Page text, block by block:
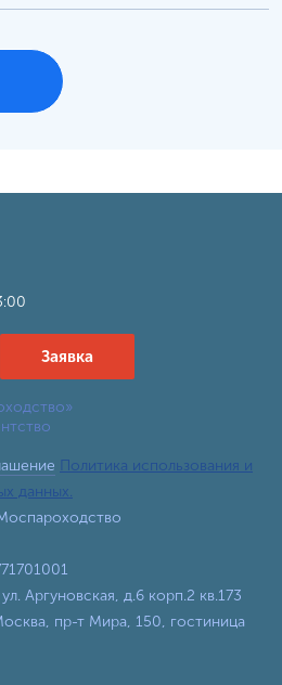
Заявка
Политика использования и
данных.
Аргуновская, д.6 корп.2 кв.173
пр-т Мира, 150, гостиница